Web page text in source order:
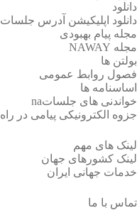
دانلود
دانلود اپلیکیشن آدرس جلسات
مجله پیام بهبودی
مجله NAWAY
بولتن ها
فصول روابط عمومی
اساسنامه ها
خواندنی های جلساتna
جزوه الکترونیکی پیامی در
لینک های مهم
لینک کشورهای جهان
خدمات جهانی ایران
تماس با ما